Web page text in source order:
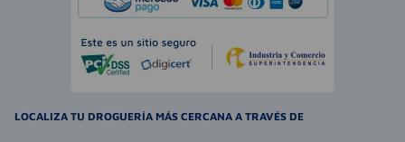
LOCALIZA TU DROGUERÍA MÁS CERCANA A TRAVÉS DE